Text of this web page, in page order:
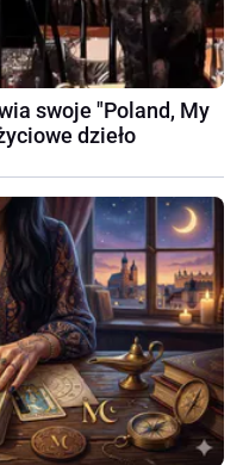
swoje "Poland, My
dzieło